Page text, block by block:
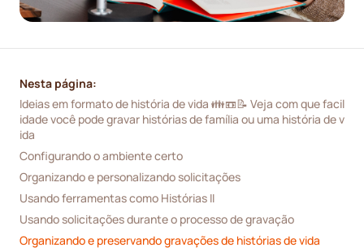
Nesta página:
Ideias em formato de história de vida 👪📼📝 Veja com que facil
idade você pode gravar histórias de família ou uma história de v
ida
Configurando o ambiente certo
Organizando e personalizando solicitações
Usando ferramentas como Histórias II
Usando solicitações durante o processo de gravação
Organizando e preservando gravações de histórias de vida